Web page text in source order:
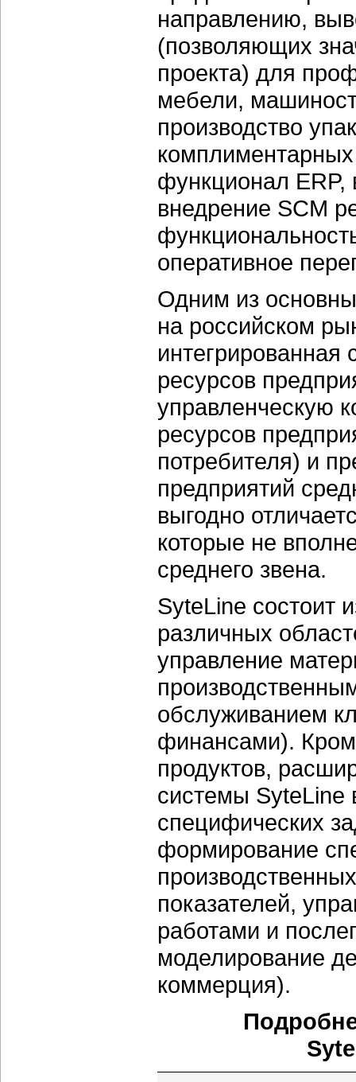
направлению,
(позволяющих
проекта) для
мебели,
производство
функционал ERP,
внедрение SCM
оперативное
Одним из
на российском
интегрированная
ресурсов
управленческую
ресурсов
потребителя) и
предприятий
выгодно
которые не
среднего звена.
SyteLine состоит
различных
управление
обслуживанием
финансами).
продуктов,
системы SyteLine
специфических
формирование
показателей,
работами и
моделирование
коммерция).